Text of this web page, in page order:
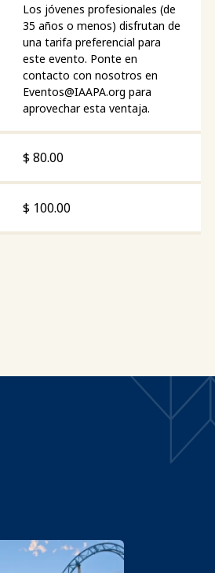
Los jóvenes profesionales (de
35 años o menos) disfrutan de
una tarifa preferencial para
este evento. Ponte en
contacto con nosotros en
Eventos@IAAPA.org para
aprovechar esta ventaja.
$80.00
$ 100.00